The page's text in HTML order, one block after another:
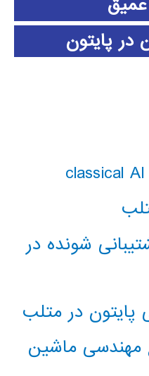
در پایتون
شونده در
پایتون در متلب
مهندسی ماشین